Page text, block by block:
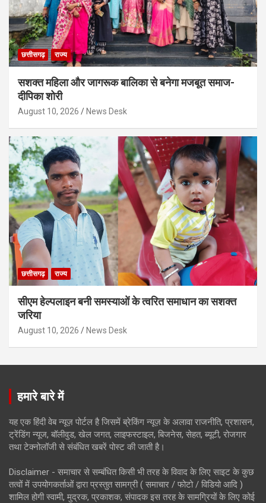
छत्तीसगढ़ राज्य
सशक्त महिला और जागरूक बालिका से बनेगा मजबूत समाज-
दीपिका शोरी
August 10, 2026 News Desk
छत्तीसगढ़ राज्य
सीएम हेल्पलाइन बनी समस्याओं के त्वरित समाधान का सशक्त
जरिया
August 10, 2026 News Desk
हमारे बारे में
यह एक हिंदी वेब न्यूज़ पोर्टल है जिसमें ब्रेकिंग न्यूज़ के अलावा राजनीति, प्रशासन,
ट्रेंडिंग न्यूज, बॉलीवुड, खेल जगत, लाइफस्टाइल, बिजनेस, सेहत, ब्यूटी, रोजगार
तथा टेक्नोलॉजी से संबंधित खबरें पोस्ट की जाती है।
Disclaimer - समाचार से सम्बंधित किसी भी तरह के विवाद के लिए साइट के कुछ
तत्वों में उपयोगकर्ताओं द्वारा प्रस्तुत सामग्री ( समाचार / फोटो / विडियो आदि )
शामिल होगी स्वामी, मुद्रक, प्रकाशक, संपादक इस तरह के सामग्रियों के लिए कोई